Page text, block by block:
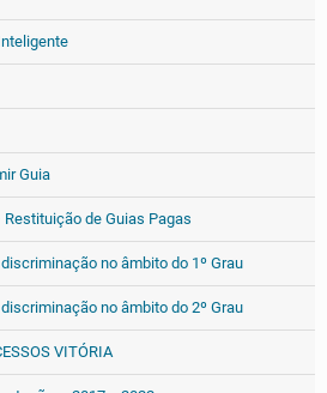
Guia
de Guias Pagas
no âmbito do 1º Grau
no âmbito do 2º Grau
VITÓRIA